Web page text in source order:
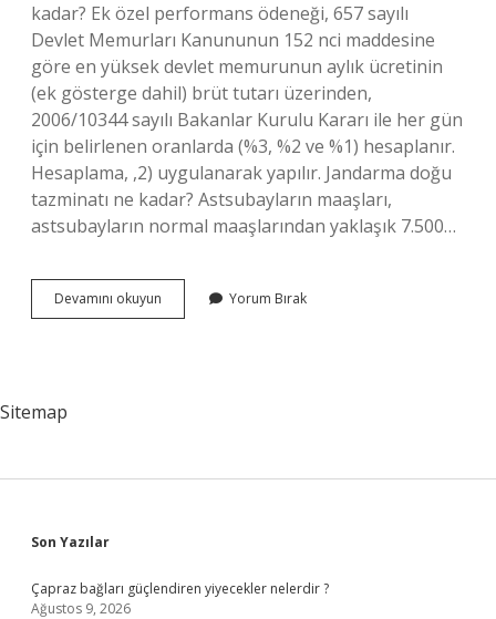
kadar? Ek özel performans ödeneği, 657 sayılı
Devlet Memurları Kanununun 152 nci maddesine
göre en yüksek devlet memurunun aylık ücretinin
(ek gösterge dahil) brüt tutarı üzerinden,
2006/10344 sayılı Bakanlar Kurulu Kararı ile her gün
için belirlenen oranlarda (%3, %2 ve %1) hesaplanır.
Hesaplama, ,2) uygulanarak yapılır. Jandarma doğu
tazminatı ne kadar? Astsubayların maaşları,
astsubayların normal maaşlarından yaklaşık 7.500…
Devamını okuyun
Hizmetleri
Yorum Bırak
Sitemap
Sidebar
Son Yazılar
Çapraz bağları güçlendiren yiyecekler nelerdir ?
Ağustos 9, 2026